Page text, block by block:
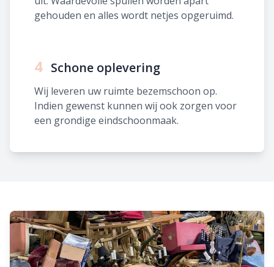
gehouden en alles wordt netjes opgeruimd.
4 Schone oplevering
Wij leveren uw ruimte bezemschoon op.
Indien gewenst kunnen wij ook zorgen voor
een grondige eindschoonmaak.